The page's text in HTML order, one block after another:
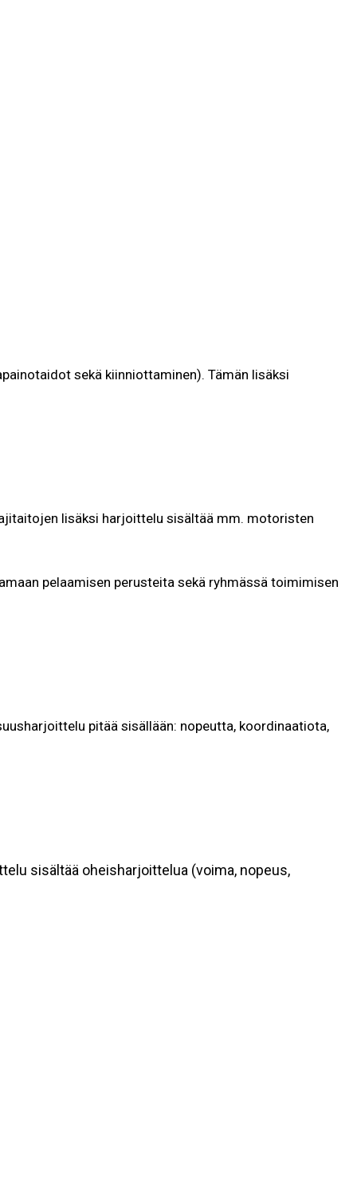
sekä kiinniottaminen). Tämän lisäksi
lisäksi harjoittelu sisältää mm. motoristen
pelaamisen perusteita sekä ryhmässä toimimisen
pitää sisällään: nopeutta, koordinaatiota,
sisältää oheisharjoittelua (voima, nopeus,